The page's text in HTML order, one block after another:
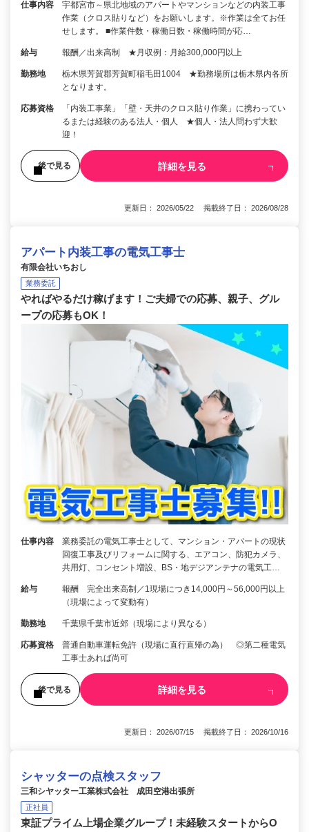
仕事内容
宇都宮市～県北地域のアパートやマンションなどの内装工事
作業（クロス貼りなど）をお願いします。※作業は全てお任
せします。 ■作業件数・稼働日数・稼働時間が応…
給与 報酬／出来高制 ★月収例：月給300,000円以上
勤務地
栃木県芳賀郡芳賀町稲毛田1004 ★勤務場所は栃木県内各所
となります。
応募資格
「内装工事業」「壁・天井のクロス貼り作業」に携わってい
るまたは経験のある法人・個人 ★個人・法人問わず大歓
迎！
後で見る 詳細を見る
更新日： 2026/05/22 掲載終了日： 2026/08/28
アパート内装工事の電気工事士
有限会社いちおし
業務委託
やればやるだけ稼げます！ご夫婦での応募、親子、グル
ープの応募もOK！
仕事内容
業務委託の電気工事士として、マンション・アパートの現状
回復工事及びリフォームに関する、エアコン、防犯カメラ、
共用灯、コンセント増設、BS・地デジアンテナの電気工…
給与
報酬 完全出来高制／1現場につき14,000円～56,000円以上
（現場によって変動有）
勤務地 千葉県千葉市近郊（現場により異なる）
応募資格
普通自動車運転免許（現場に直行直帰の為） ◎第二種電気
工事士あれば尚可
後で見る 詳細を見る
更新日： 2026/07/15 掲載終了日： 2026/10/16
シャッターの点検スタッフ
三和シヤッター工業株式会社 成田空港出張所
正社員
東証プライム上場企業グループ！未経験スタートからO